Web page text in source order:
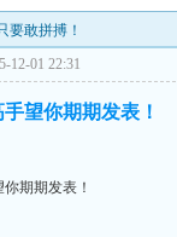
敢拼搏！
12-01 22:31
望你期期发表！
期期发表！